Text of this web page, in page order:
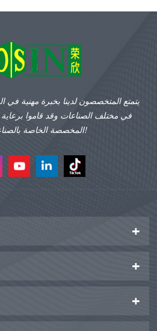
يتمتع المتخصصون لدينا بخبرة مهنية
في مختلف الصناعات وقد قاموا
المخصصة الخاصة بالصناعة من أجلك!